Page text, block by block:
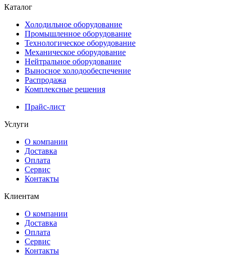
Каталог
Холодильное оборудование
Промышленное оборудование
Технологическое оборудование
Механическое оборудование
Нейтральное оборудование
Выносное холодообеспечение
Распродажа
Комплексные решения
Прайс-лист
Услуги
О компании
Доставка
Оплата
Сервис
Контакты
Клиентам
О компании
Доставка
Оплата
Сервис
Контакты